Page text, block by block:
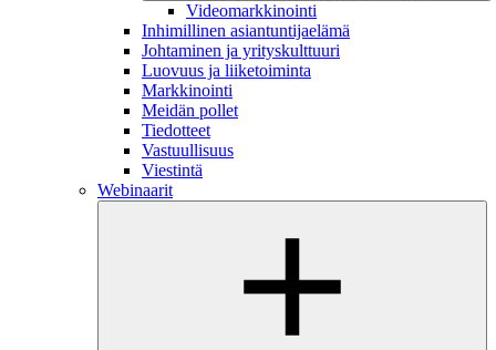
Videomarkkinointi
Inhimillinen asiantuntijaelämä
Johtaminen ja yrityskulttuuri
Luovuus ja liiketoiminta
Markkinointi
Meidän pollet
Tiedotteet
Vastuullisuus
Viestintä
Webinaarit